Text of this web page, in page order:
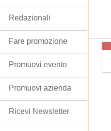
Redazionali
Fare promozione
Promuovi evento
Promuovi azienda
Ricevi Newsletter